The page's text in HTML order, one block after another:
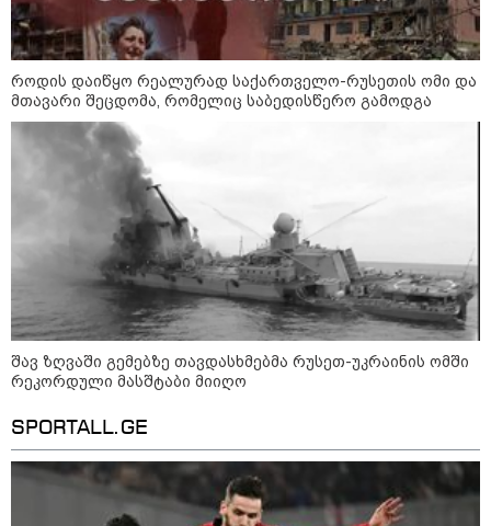
13:15 / 08-08-2026
უძველესი სენი და ეპიდემია: აშშ-ში
ერთდროულად კეთრს და ნაწლავურ
ინფექციას ებრძვიან - რა უნდა ვიცოდეთ
და რამდენად სახიფათოა
"ბულგარეთის საჰაერო
სივრცეში დრონი აფეთქდა" -
ბულგარეთის პრემიერ-მინისტრი
როდის დაიწყო რეალურად საქართველო-რუსეთის ომი და
მთავარი შეცდომა, რომელიც საბედისწერო გამოდგა
შავ ზღვაში გემებზე თავდასხმებმა რუსეთ-უკრაინის ომში
რეკორდული მასშტაბი მიიღო
SPORTALL.GE